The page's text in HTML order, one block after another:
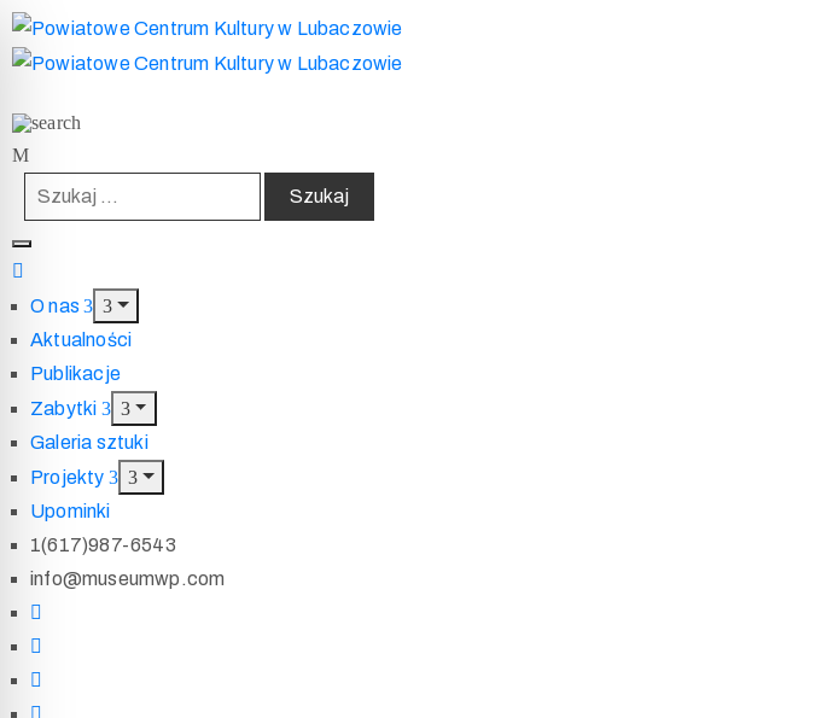
O nas
Aktualności
Publikacje
Zabytki
Galeria sztuki
Projekty
Upominki
1(617)987-6543
info@museumwp.com